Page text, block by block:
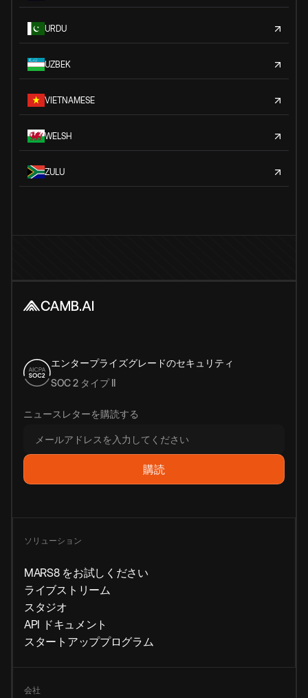
URDU
UZBEK
VIETNAMESE
WELSH
ZULU
エンタープライズグレードのセキュリティ
SOC 2 タイプ II
ニュースレターを購読する
ソリューション
MARS8 をお試しください
ライブストリーム
スタジオ
API ドキュメント
スタートアッププログラム
会社